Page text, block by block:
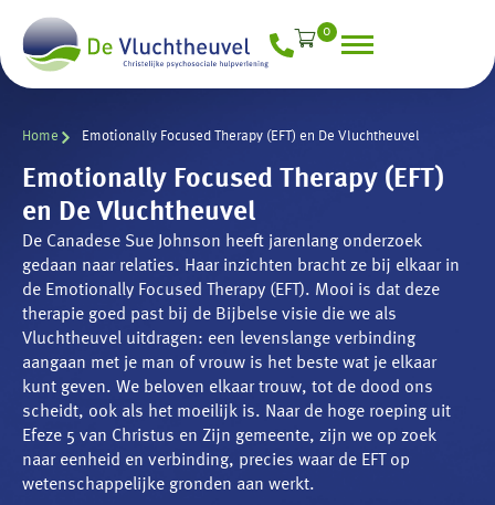
0
Home Emotionally Focused Therapy (EFT) en De Vluchtheuvel
Emotionally Focused Therapy (EFT)
en De Vluchtheuvel
De Canadese Sue Johnson heeft jarenlang onderzoek
gedaan naar relaties. Haar inzichten bracht ze bij elkaar in
de Emotionally Focused Therapy (EFT). Mooi is dat deze
therapie goed past bij de Bijbelse visie die we als
Vluchtheuvel uitdragen: een levenslange verbinding
aangaan met je man of vrouw is het beste wat je elkaar
kunt geven. We beloven elkaar trouw, tot de dood ons
scheidt, ook als het moeilijk is. Naar de hoge roeping uit
Efeze 5 van Christus en Zijn gemeente, zijn we op zoek
naar eenheid en verbinding, precies waar de EFT op
wetenschappelijke gronden aan werkt.